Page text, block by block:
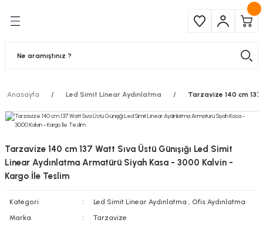
Anasayfa Led Simit Linear Aydınlatma Tarzavize 140 cm
Tarzavize 140 cm 137 Watt Sıva Üstü Günışığı Led Simit
Linear Aydınlatma Armatürü Siyah Kasa - 3000 Kalvin -
Kargo İle Teslim
Kategori Led Simit Linear Aydınlatma , Ofis Aydınlatma
Marka
Tarzavize